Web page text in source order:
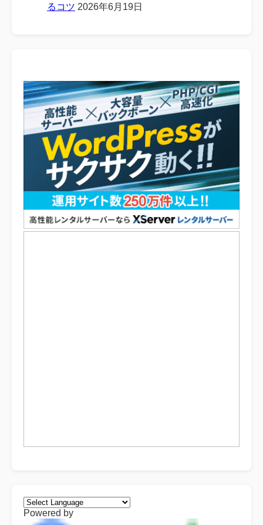
るコツ 2026年6月19日
Powered by